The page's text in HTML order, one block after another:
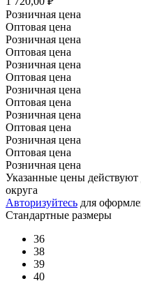
Розничная цена
Оптовая цена
Розничная цена
Оптовая цена
Розничная цена
Оптовая цена
Розничная цена
Оптовая цена
Розничная цена
Оптовая цена
Розничная цена
Оптовая цена
Розничная цена
Указанные цены действуют
округа
Авторизуйтесь для
Стандартные размеры
36
38
39
40